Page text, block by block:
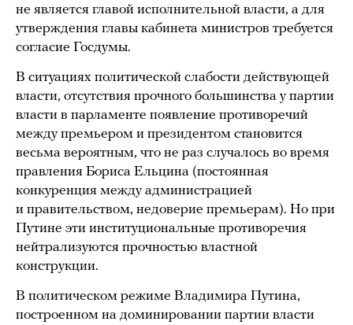
не является главой исполнительной власти, а для
утверждения главы кабинета министров требуется
согласие Госдумы.
В ситуациях политической слабости действующей
власти, отсутствия прочного большинства у партии
власти в парламенте появление противоречий
между премьером и президентом становится
весьма вероятным, что не раз случалось во время
правления Бориса Ельцина (постоянная
конкуренция между администрацией
и правительством, недоверие премьерам). Но при
Путине эти институциональные противоречия
нейтрализуются прочностью властной
конструкции.
В политическом режиме Владимира Путина,
построенном на доминировании партии власти